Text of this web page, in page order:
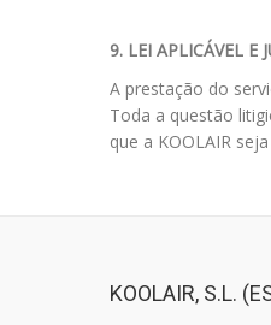
9. LEI APLICÁVEL E
A prestação do
Toda a questão
que a KOOLAIR
KOOLAIR, S.L.